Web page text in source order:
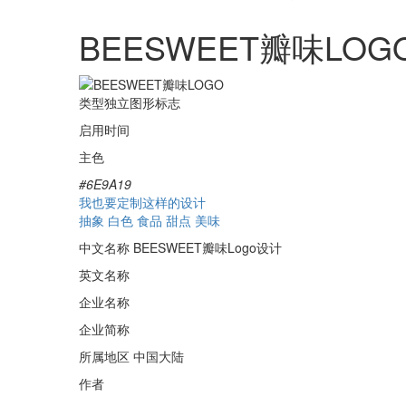
BEESWEET瓣味
类型独立图形标志
启用时间
主色
#6E9A19
我也要定制这样的设计
抽象 白色 食品 甜点 美味
中文名称 BEESWEET瓣味Logo设计
英文名称
企业名称
企业简称
所属地区 中国大陆
作者